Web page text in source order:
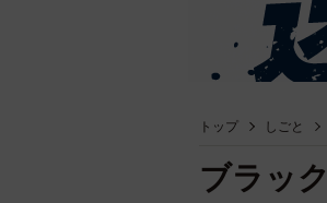
トップ しごと
ブラッ